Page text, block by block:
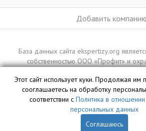
Добавить компанию
База данных сайта ekspertizy.org
собственностью ООО «Профит» и
Этот сайт использует куки. Продолжая им
сооглашаетесь на обработку
соответствии с Политика в
персональных данных
Соглашаюсь